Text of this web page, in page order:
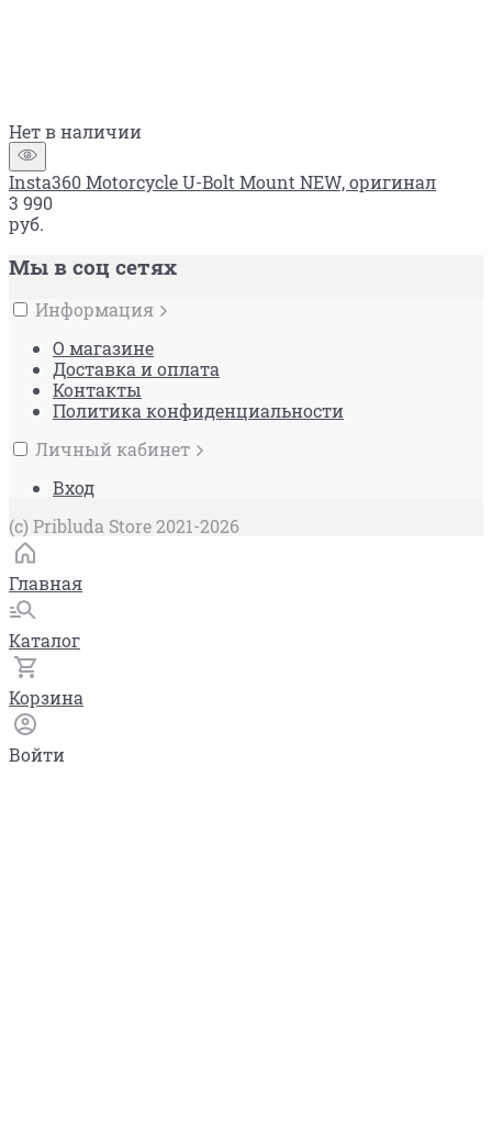
Нет в наличии
Insta360 Motorcycle U-Bolt Mount NEW, оригинал
3 990
руб.
Мы в соц сетях
Информация
О магазине
Доставка и оплата
Контакты
Политика конфиденциальности
Личный кабинет
Вход
(c) Pribluda Store 2021-2026
Главная
Каталог
Корзина
Войти